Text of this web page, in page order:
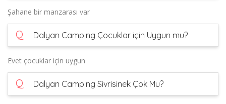
Şahane bir manzarası var
Q Dalyan Camping Çocuklar için Uygun mu?
Evet çocuklar için uygun
Q Dalyan Camping Sivrisinek Çok Mu?